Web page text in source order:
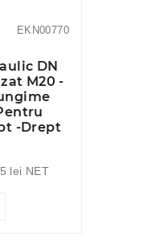
EKN00770
DN
M20 -
-Drept
lei NET